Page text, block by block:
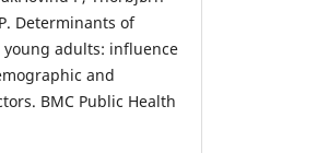
Determinants of
adults: influence
and
BMC Public Health